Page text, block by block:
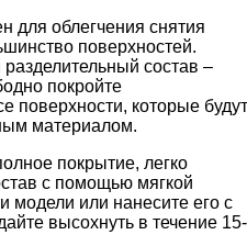
для облегчения снятия
поверхностей.
состав –
покройте
поверхности, которые будут
материалом.
покрытие, легко
с помощью мягкой
модели или нанесите его с
высохнуть в течение 15-